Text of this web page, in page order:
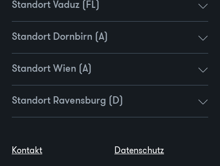
Standort Vaduz (FL)
Standort Dornbirn (A)
Standort Wien (A)
Standort Ravensburg (D)
Kontakt Datenschutz